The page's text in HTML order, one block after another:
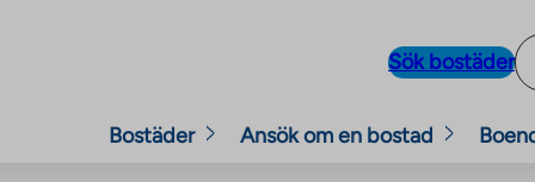
Sök bostäder
Bostäder Ansök om en bostad